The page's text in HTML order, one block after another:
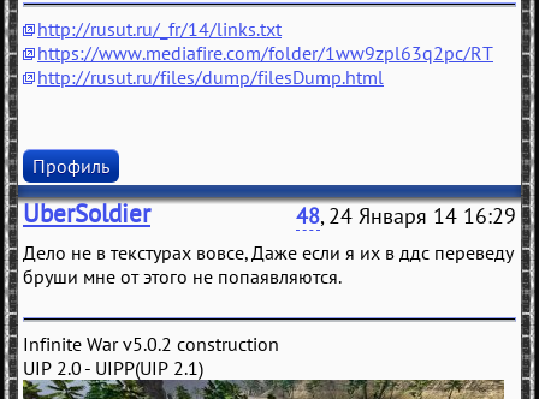
http://rusut.ru/_fr/14/links.txt
https://www.mediafire.com/folder/1ww9zpl63q2pc/RT
http://rusut.ru/files/dump/filesDump.html
Профиль
UberSoldier 48, 24 Января 14 16:29
Дело не в текстурах вовсе, Даже если я их в ддс переведу
бруши мне от этого не попаявляются.
Infinite War v5.0.2 construction
UIP 2.0 - UIPP(UIP 2.1)